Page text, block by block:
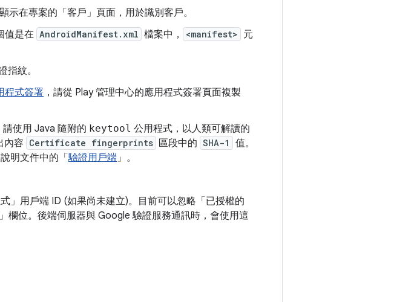
示在專案的「客戶」 頁面，用於識別客戶。
值是在 AndroidManifest.xml 檔案中， <manifest> 元
指紋。
程式簽署 ，請從 Play 管理中心的應用程式簽署頁面複製
使用 Java 隨附的 keytool 公用程式，以人類可解讀的
內容 Certificate fingerprints 區段中的 SHA-1
值。
明文件中的「驗證用戶端」。
」用戶端 ID (如果尚未建立)。目前可以忽略「已授權的
欄位。後端伺服器與 Google 驗證服務通訊時，會使用這